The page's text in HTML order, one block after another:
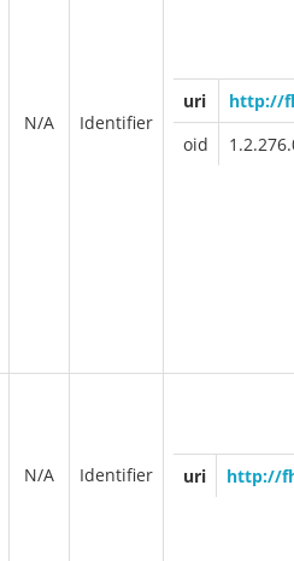
N/A Identifier
uri
http://
oid
N/A Identifier uri http://